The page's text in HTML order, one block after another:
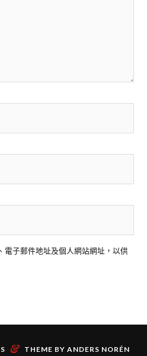
電子郵件地址及個人網站網址，以供
& THEME BY ANDERS NORÉN